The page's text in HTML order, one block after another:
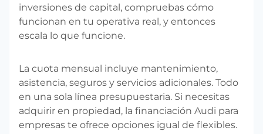
inversiones de capital, compruebas cómo
funcionan en tu operativa real, y entonces
escala lo que funcione.
La cuota mensual incluye mantenimiento,
asistencia, seguros y servicios adicionales. Todo
en una sola línea presupuestaria. Si necesitas
adquirir en propiedad, la financiación Audi para
empresas te ofrece opciones igual de flexibles.